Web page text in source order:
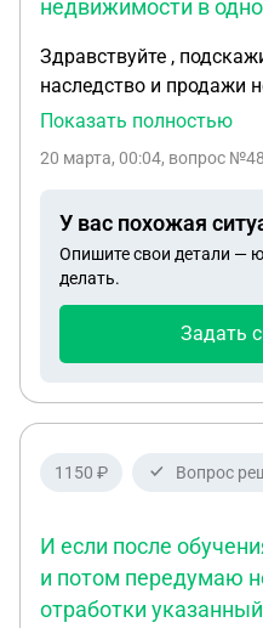
недвижимости в
Здравствуйте ,
наследство и продажи
наследству , нужны две
о принятии наследства
или нужно две
консульстве отказа
одном ), спасибо .
Показать полностью
20 марта, 00:04, вопрос
У вас похожая
Опишите свои детали —
делать.
Задать
1150 ₽ Вопрос
И если после
и потом передумаю
отработки